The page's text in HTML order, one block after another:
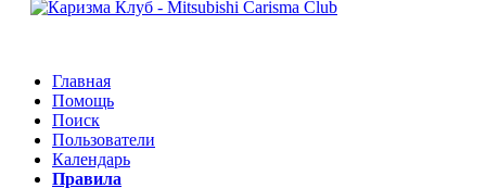
Главная
Помощь
Поиск
Пользователи
Календарь
Правила